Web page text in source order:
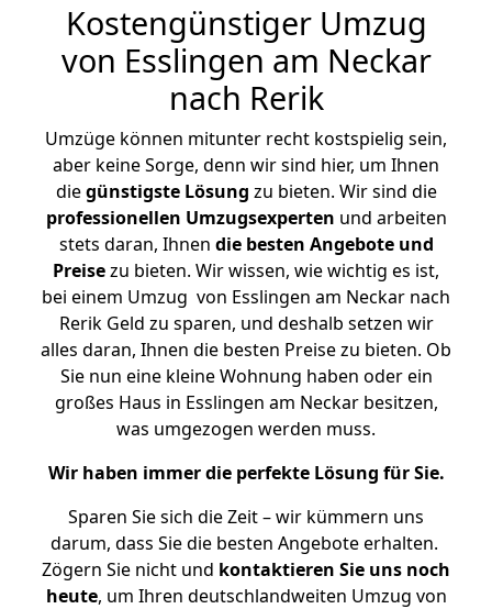
Kostengünstiger Umzug
von Esslingen am Neckar
nach Rerik
Umzüge können mitunter recht kostspielig sein,
aber keine Sorge, denn wir sind hier, um Ihnen
diegünstigste Lösung zu bieten. Wir sind die
professionellen Umzugsexperten und arbeiten
stets daran, Ihnen die besten Angebote und
Preisezu bieten. Wir wissen, wie wichtig es ist,
bei einem Umzug von Esslingen am Neckar nach
Rerik Geld zu sparen, und deshalb setzen wir
alles daran, Ihnen die besten Preise zu bieten. Ob
Sie nun eine kleine Wohnung haben oder ein
großes Haus in Esslingen am Neckar besitzen,
was umgezogen werden muss.
Wir haben immer die perfekte Lösung für Sie.
Sparen Sie sich die Zeit – wir kümmern uns
darum, dass Sie die besten Angebote erhalten.
Zögern Sie nicht und kontaktieren Sie uns noch
heute, um Ihren deutschlandweiten Umzug von